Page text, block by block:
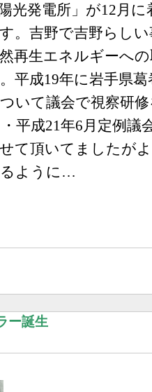
光発電所」が12月
。吉野で吉野らし
再生エネルギーへ
平成19年に岩手県
いて議会で視察研
平成21年6月定例議
て頂いてましたが
ように…
ー誕生